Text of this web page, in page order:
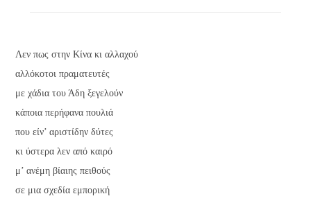
Λεν πως στην Κίνα κι αλλαχού
αλλόκοτοι πραματευτές
με χάδια του Άδη ξεγελούν
κάποια περήφανα πουλιά
που είν’ αριστίδην δύτες
κι ύστερα λεν από καιρό
μ’ ανέμη βίαιης πειθούς
σε μια σχεδία εμπορική